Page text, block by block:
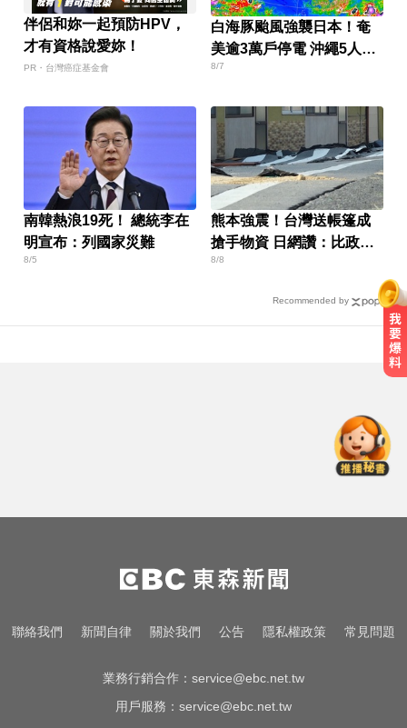
伴侶和妳一起預防HPV，
才有資格說愛妳！
PR・台灣癌症基金會
白海豚颱風強襲日本！奄
美逾3萬戶停電 沖繩5人受
傷
8/7
南韓熱浪19死！ 總統李在
明宣布：列國家災難
8/5
熊本強震！台灣送帳篷成
搶手物資 日網讚：比政府
還快
8/8
Recommended by
美性能房車
比竹科還大！馬斯克喊打造「地球
最大建築」 亮點一次看
中職／中信兄弟折損2重砲！張志
聯絡我們 新聞自律 關於我們 公告 隱私權政策 常見問題
業務行銷合作： service@ebc.net.tw
用戶服務： service@ebc.net.tw